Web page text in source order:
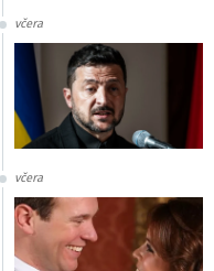
včera
včera